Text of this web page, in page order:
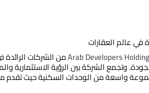
في عالم العقارات
Arab Developers Holdingمن الشركات الرائدة
وتجمع الشركة بين الرؤية الاستثمارية
واسعة من الوحدات السكنية حيث